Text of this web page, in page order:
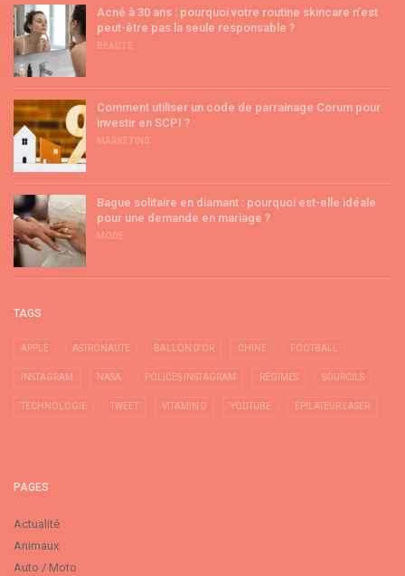
Acné à 30 ans : pourquoi votre routine skincare n’est
peut-être pas la seule responsable ?
BEAUTÉ
Comment utiliser un code de parrainage Corum pour
investir en SCPI ?
MARKETING
Bague solitaire en diamant : pourquoi est-elle idéale
pour une demande en mariage ?
MODE
TAGS
APPLE ASTRONAUTE BALLON D'OR CHINE FOOTBALL
INSTAGRAM NASA POLICES INSTAGRAM RÉGIMES SOURCILS
TECHNOLOGIE TWEET VITAMIN D YOUTUBE ÉPILATEUR LASER
PAGES
Actualité
Animaux
Auto / Moto